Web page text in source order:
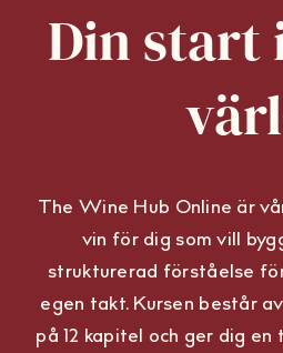
Din start
The Wine Hub Online är
vin för dig som vill
strukturerad förståelse
egen takt. Kursen består
på 12 kapitel och ger dig